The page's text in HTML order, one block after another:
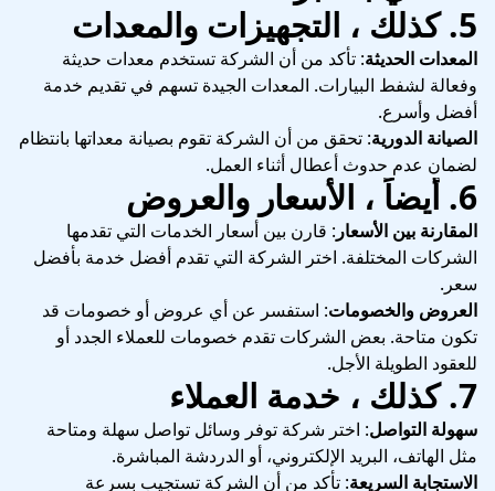
5. كذلك ، التجهيزات والمعدات
المعدات الحديثة: تأكد من أن الشركة تستخدم معدات حديثة
وفعالة لشفط البيارات. المعدات الجيدة تسهم في تقديم خدمة
أفضل وأسرع.
الصيانة الدورية: تحقق من أن الشركة تقوم بصيانة معداتها بانتظام
لضمان عدم حدوث أعطال أثناء العمل.
6. أيضاً ، الأسعار والعروض
المقارنة بين الأسعار : قارن بين أسعار الخدمات التي تقدمها
الشركات المختلفة. اختر الشركة التي تقدم أفضل خدمة بأفضل
سعر.
العروض والخصومات: استفسر عن أي عروض أو خصومات قد
تكون متاحة. بعض الشركات تقدم خصومات للعملاء الجدد أو
للعقود الطويلة الأجل.
7. كذلك ، خدمة العملاء
سهولة التواصل: اختر شركة توفر وسائل تواصل سهلة ومتاحة
مثل الهاتف، البريد الإلكتروني، أو الدردشة المباشرة.
الاستجابة السريعة: تأكد من أن الشركة تستجيب بسرعة